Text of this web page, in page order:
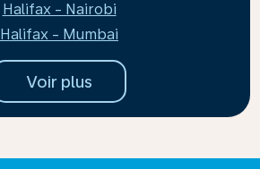
Halifax - Nairobi
Halifax - Mumbai
Voir plus